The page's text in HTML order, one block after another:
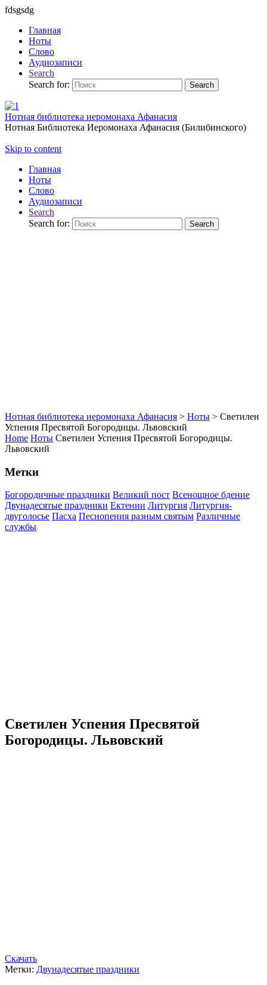
fdsgsdg
Главная
Ноты
Слово
Аудиозаписи
Search
Search for:
Search
Нотная библиотека иеромонаха Афанасия
Нотная Библиотека Иеромонаха Афанасия (Билибинского)
Skip to content
Главная
Ноты
Слово
Аудиозаписи
Search
Search for:
Search
Нотная библиотека иеромонаха Афанасия > Ноты > Светилен
Успения Пресвятой Богородицы. Львовский
Home Ноты Светилен Успения Пресвятой Богородицы.
Львовский
Метки
Богородичные праздники Великий пост Всенощное бдение
Двунадесятые праздники Ектении Литургия Литургия-
двуголосье Пасха Песнопения разным святым Различные
службы
Светилен Успения Пресвятой
Богородицы. Львовский
Скачать
Метки: Двунадесятые праздники